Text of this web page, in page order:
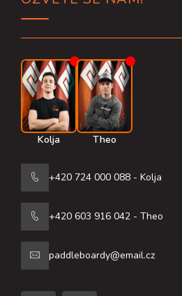
Kolja Theo
+420 724 000 088 - Kolja
+420 603 916 042 - Theo
paddleboardy@email.cz